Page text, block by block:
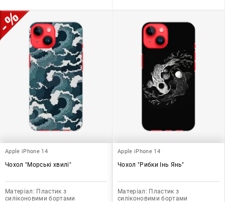
Apple iPhone 14
Чохол "Морські хвилі"
Матеріал: Пластик з
силіконовими бортами
Apple iPhone 14
Чохол "Рибки Інь Янь"
Матеріал: Пластик з
силіконовими бортами